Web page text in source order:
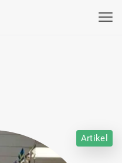
Artikel